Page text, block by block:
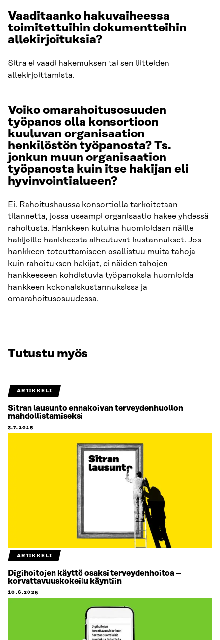
Vaaditaanko hakuvaiheessa
toimitettuihin dokumentteihin
allekirjoituksia?
Sitra ei vaadi hakemuksen tai sen liitteiden
allekirjoittamista.
Voiko omarahoitusosuuden
työpanos olla konsortioon
kuuluvan organisaation
henkilöstön työpanosta? Ts.
jonkun muun organisaation
työpanosta kuin itse hakijan eli
hyvinvointialueen?
Ei. Rahoitushaussa konsortiolla tarkoitetaan
tilannetta, jossa useampi organisaatio hakee yhdessä
rahoitusta. Hankkeen kuluina huomioidaan näille
hakijoille hankkeesta aiheutuvat kustannukset. Jos
hankkeen toteuttamiseen osallistuu muita tahoja
kuin rahoituksen hakijat, ei näiden tahojen
hankkeeseen kohdistuvia työpanoksia huomioida
hankkeen kokonaiskustannuksissa ja
omarahoitusosuudessa.
Tutustu myös
ARTIKKELI
Sitran lausunto ennakoivan terveydenhuollon
mahdollistamiseksi
3.7.2025
ARTIKKELI
Digihoitojen käyttö osaksi terveydenhoitoa –
korvattavuuskokeilu käyntiin
10.6.2025